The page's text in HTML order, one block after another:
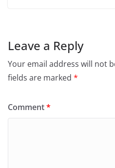
Leave a Reply
Your email address will not
fields are marked *
Comment*